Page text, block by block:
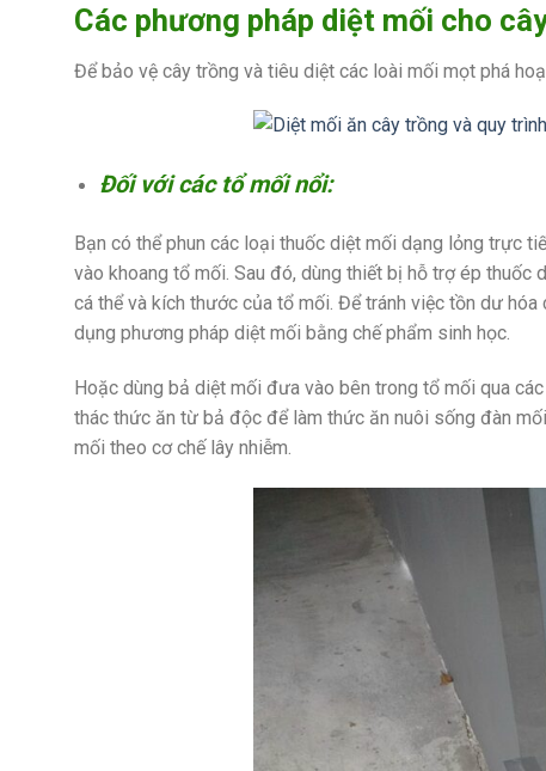
Các phương pháp diệt mối cho
Để bảo vệ cây trồng và tiêu diệt các loài mối mọt phá
Đối với các tổ mối nổi:
Bạn có thể phun các loại thuốc diệt mối dạng lỏng trực
vào khoang tổ mối. Sau đó, dùng thiết bị hỗ trợ ép
cá thể và kích thước của tổ mối. Để tránh việc tồn dư
dụng phương pháp diệt mối bằng chế phẩm sinh học.
Hoặc dùng bả diệt mối đưa vào bên trong tổ mối qua
thác thức ăn từ bả độc để làm thức ăn nuôi sống đàn
mối theo cơ chế lây nhiễm.